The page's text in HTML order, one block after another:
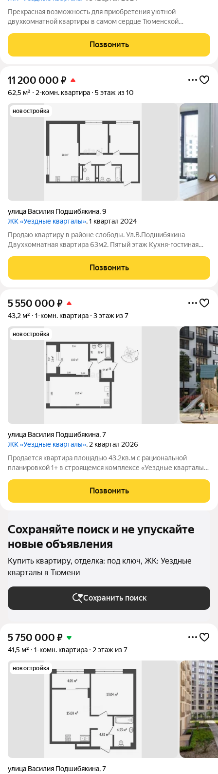
Прекрасная возможность для приобретения уютной
двухкомнатной квартиры в самом сердце Тюменской
площадью 20 м расположена на последнем этаже и обладает
впечатляющими 3-метровыми потолками, что создает
Позвонить
11 200 000 ₽
62,5 м² 2-комн. квартира 5 этаж из 10
новостройка
улица Василия Подшибякина,9
ЖК «Уездные кварталы», 1 квартал 2024
Продаю квартиру в районе слободы. Ул.В.Подшибякина
Двухкомнатная квартира 63м2. Пятый этаж Кухня-гостиная
Очень качественный, дизайнерский ремонт. Окна в квартире
во двор. Закрытая
Позвонить
5 550 000 ₽
43,2 м² 1-комн. квартира 3 этаж из 7
новостройка
улица Василия Подшибякина,7
ЖК «Уездные кварталы», 2 квартал 2026
Продается квартира площадью 43.2кв.м с рациональной
планировкой 1+ в строящемся комплексе «Уездные кварталы»
двор, гарантируя спокойную атмосферу и приватность.
Комплекс формирует собственную
Позвонить
Сохраняйте поиск и не упускайте
новые объявления
Купить квартиру, отделка: под ключ, ЖК: Уездные
кварталы в Тюмени
Сохранить поиск
5 750 000 ₽
41,5 м² 1-комн. квартира 2 этаж из 7
новостройка
улица Василия Подшибякина,7